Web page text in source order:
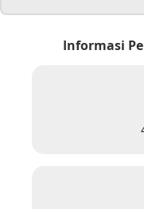
Informasi